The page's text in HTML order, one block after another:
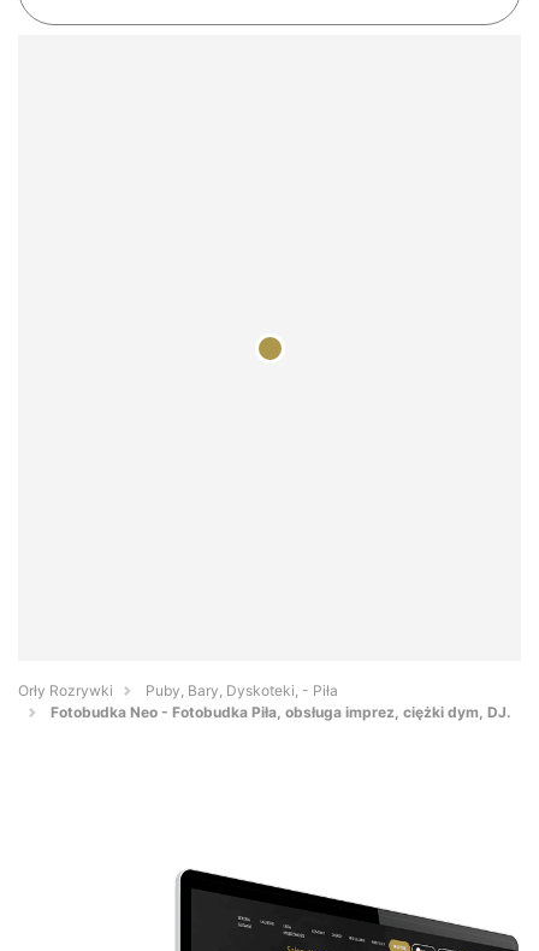
Orły Rozrywki
Puby, Bary, Dyskoteki, - Piła
Fotobudka Neo - Fotobudka Piła, obsługa imprez, ciężki dym, DJ.